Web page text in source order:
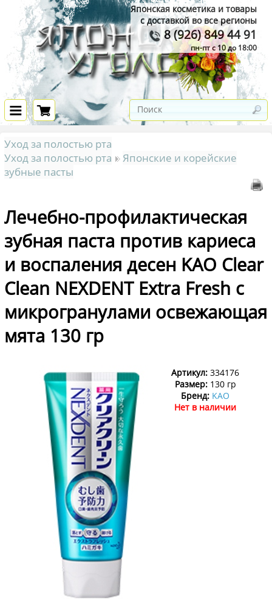
Японская косметика и товары
с доставкой во все регионы
8 (926) 849 44 91
пн-пт с 10 до 18:00
Уход за полостью рта
Уход за полостью рта
Японские и корейские
зубные пасты
Лечебно-профилактическая
зубная паста против кариеса
и воспаления десен KAO Clear
Clean NEXDENT Extra Fresh с
микрогранулами освежающая
мята 130 гр
Артикул: 334176
Размер:130 гр
Бренд: KAO
Нет в наличии